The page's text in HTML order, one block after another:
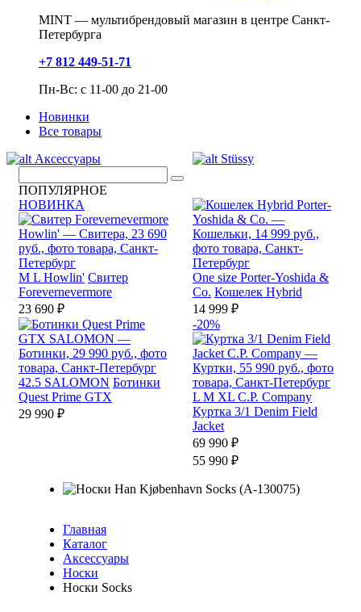
MINT — мультибрендовый магазин в центре Санкт-
Петербурга
+7 812 449-51-71
Пн-Вс: с 11-00 до 21-00
Новинки
Все товары
Аксессуары
Stüssy
ПОПУЛЯРНОЕ
НОВИНКА
M L Howlin' Свитер
Forevernevermore
23 690 ₽
One size Porter-Yoshida &
Co. Кошелек Hybrid
14 999 ₽
42.5 SALOMON Ботинки
Quest Prime GTX
29 990 ₽
-20%
L M XL C.P. Company
Куртка 3/1 Denim Field
Jacket
69 990 ₽
55 990 ₽
Главная
Каталог
Аксессуары
Носки
Носки Socks